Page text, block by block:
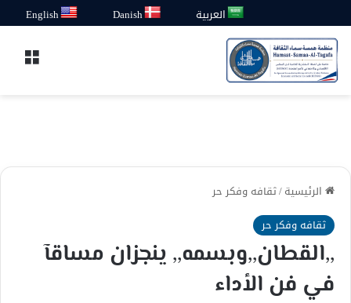
العربية Danish
English
الرئيسية/ثقافه وفكر حر
ثقافه وفكر حر
,,القطان,,وبسمه,, ينجزان مساقآ
في فن الأداء